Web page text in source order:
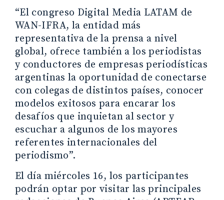
“El congreso Digital Media LATAM de
WAN-IFRA, la entidad más
representativa de la prensa a nivel
global, ofrece también a los periodistas
y conductores de empresas periodísticas
argentinas la oportunidad de conectarse
con colegas de distintos países, conocer
modelos exitosos para encarar los
desafíos que inquietan al sector y
escuchar a algunos de los mayores
referentes internacionales del
periodismo”.
El día miércoles 16, los participantes
podrán optar por visitar las principales